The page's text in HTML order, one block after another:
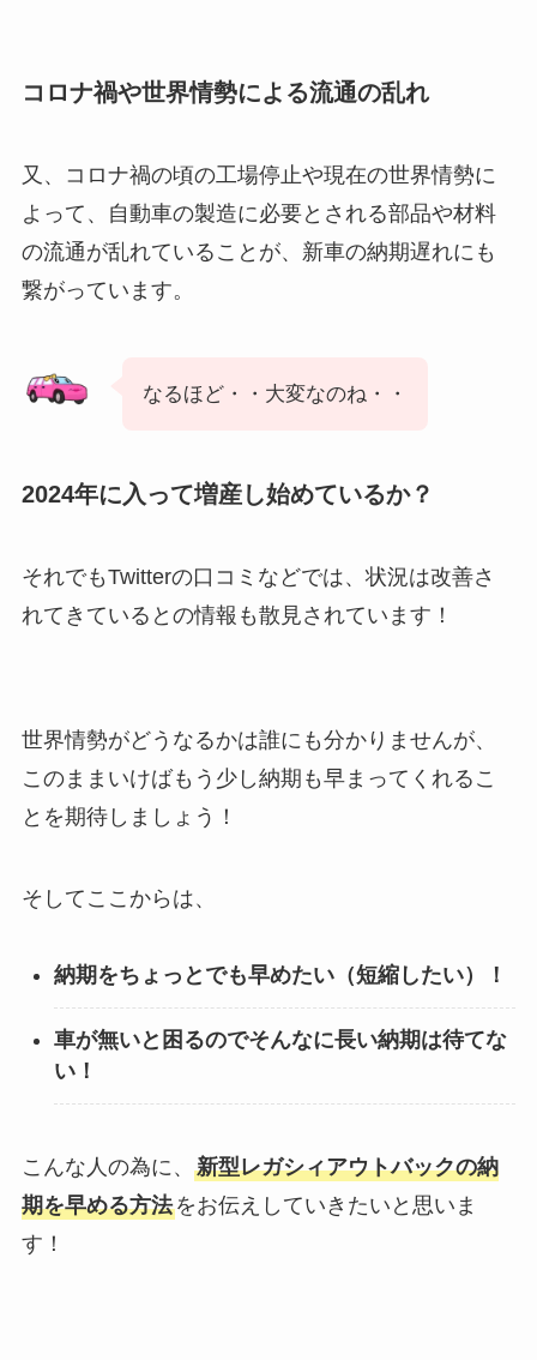
コロナ禍や世界情勢による流通の乱れ
又、コロナ禍の頃の工場停止や現在の世界情勢に
よって、自動車の製造に必要とされる部品や材料
の流通が乱れていることが、新車の納期遅れにも
繋がっています。
なるほど・・大変なのね・・
2024年に入って増産し始めているか？
それでもTwitterの口コミなどでは、状況は改善さ
れてきているとの情報も散見されています！
世界情勢がどうなるかは誰にも分かりませんが、
このままいけばもう少し納期も早まってくれるこ
とを期待しましょう！
そしてここからは、
納期をちょっとでも早めたい（短縮したい）！
車が無いと困るのでそんなに長い納期は待てな
い！
こんな人の為に、 新型レガシィアウトバックの納
期を早める方法をお伝えしていきたいと思いま
す！